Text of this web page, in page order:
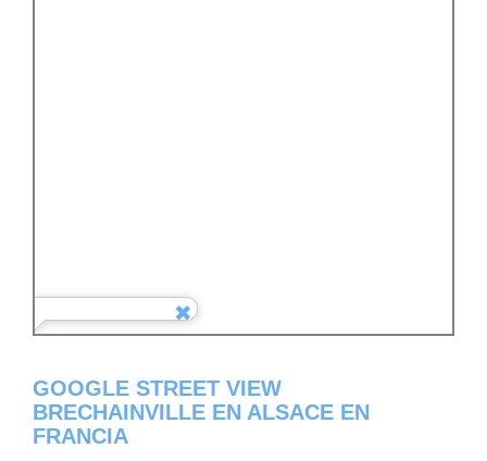
GOOGLE STREET VIEW
BRECHAINVILLE EN ALSACE EN
FRANCIA